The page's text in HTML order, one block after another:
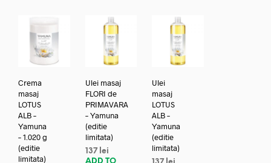
Crema
masaj
LOTUS
ALB –
Yamuna
– 1.020 g
(editie
limitata)
Ulei masaj
FLORI de
PRIMAVARA
– Yamuna
(editie
limitata)
137 lei
ADD TO
Ulei
masaj
LOTUS
ALB –
Yamuna
(editie
limitata)